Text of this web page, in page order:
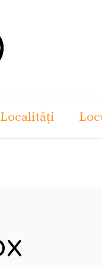
Localități